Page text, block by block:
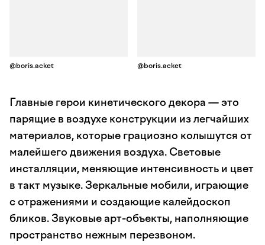
@boris.acket @boris.acket
Главные герои кинетического декора — это
парящие в воздухе конструкции из легчайших
материалов, которые грациозно колышутся от
малейшего движения воздуха. Световые
инсталляции, меняющие интенсивность и цвет
в такт музыке. Зеркальные мобили, играющие
с отражениями и создающие калейдоскоп
бликов. Звуковые арт-объекты, наполняющие
пространство нежным перезвоном.